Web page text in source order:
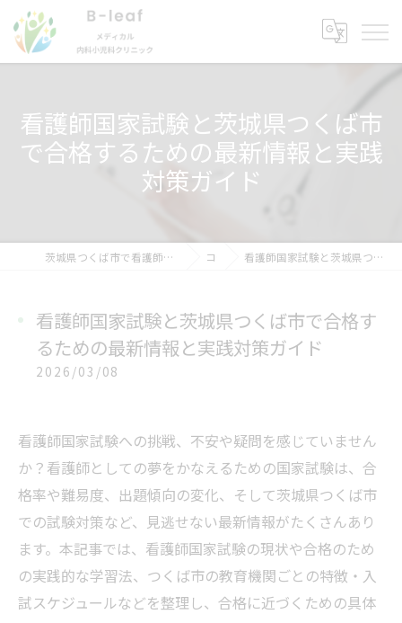
看護師国家試験と茨城県つくば市
で合格するための最新情報と実践
対策ガイド
茨城県つくば市で看護師の求人ならB-leafメディカル内科小児科クリニック コラム 看護師国家試験と茨城県つくば市で合格するための最新情報と実践対策ガイド
看護師国家試験と茨城県つくば市で合格す
るための最新情報と実践対策ガイド
2026/03/08
看護師国家試験への挑戦、不安や疑問を感じていません
か？看護師としての夢をかなえるための国家試験は、合
格率や難易度、出題傾向の変化、そして茨城県つくば市
での試験対策など、見逃せない最新情報がたくさんあり
ます。本記事では、看護師国家試験の現状や合格のため
の実践的な学習法、つくば市の教育機関ごとの特徴・入
試スケジュールなどを整理し、合格に近づくための具体